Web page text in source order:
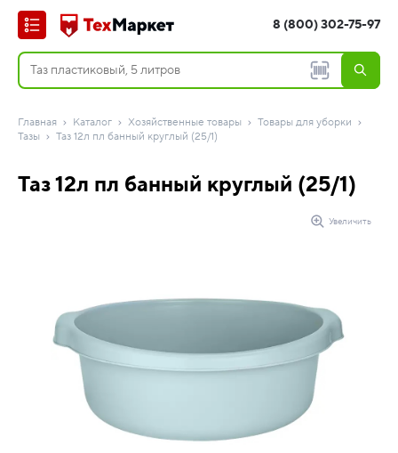
8 (800) 302-75-97
Главная Каталог Хозяйственные товары
Товары для уборки
Тазы
Таз 12л пл банный круглый (25/1)
Таз 12л пл банный круглый (25/1)
Увеличить